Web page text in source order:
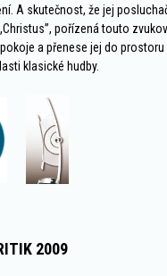
A skutečnost, že jej
pořízená touto
a přenese jej do prostoru
klasické hudby.
2009